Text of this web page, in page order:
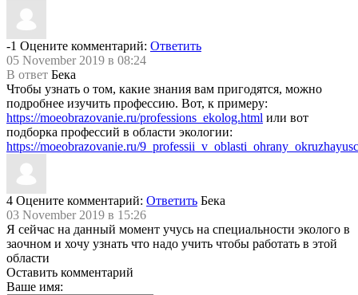
-1 Оцените комментарий: Ответить
05 November 2019 в 08:24
В ответ Бека
Чтобы узнать о том, какие знания вам пригодятся, можно
подробнее изучить профессию. Вот, к примеру:
https://moeobrazovanie.ru/professions_ekolog.html или вот
подборка профессий в области экологии:
https://moeobrazovanie.ru/
4 Оцените комментарий: Ответить Бека
03 November 2019 в 15:26
Я сейчас на данный момент учусь на специальности эколого в
заочном и хочу узнать что надо учить чтобы работать в этой
области
Оставить комментарий
Ваше имя: